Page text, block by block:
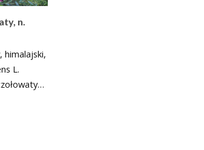
n.
himalajski,
L.